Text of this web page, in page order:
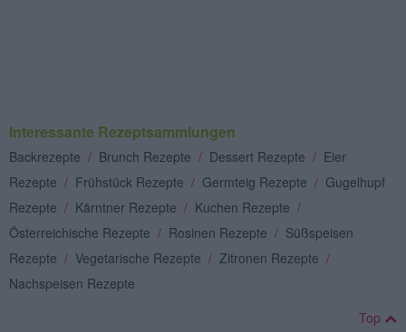
Interessante Rezeptsammlungen
Backrezepte / Brunch Rezepte / Dessert Rezepte / Eier
Rezepte / Frühstück Rezepte / Germteig Rezepte / Gugelhupf
Rezepte / Kärntner Rezepte / Kuchen Rezepte /
Österreichische Rezepte / Rosinen Rezepte / Süßspeisen
Rezepte / Vegetarische Rezepte / Zitronen Rezepte /
Nachspeisen Rezepte
Top